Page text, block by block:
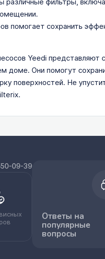
помогает сохранить
Yeedi
доме. Они помогут
поверхностей. Не
09-39
Ответы на
популярные
вопросы